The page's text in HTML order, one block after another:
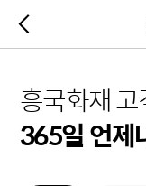
흥국화재
365일 언제